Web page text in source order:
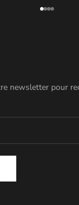
Aller à
Aller à
Aller à
Aller à
newsletter pour